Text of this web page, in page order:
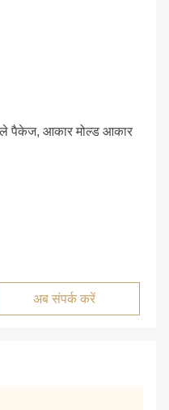
पैकेज, आकार मोल्ड आकार
अब संपर्क करें